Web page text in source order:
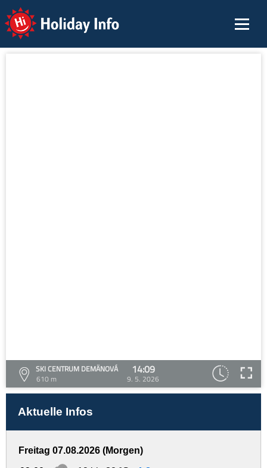
Holiday Info
SKI CENTRUM DEMÄNOVÁ
610 m
14:09
9. 5. 2026
Aktuelle Infos
Freitag 07.08.2026 (Morgen)